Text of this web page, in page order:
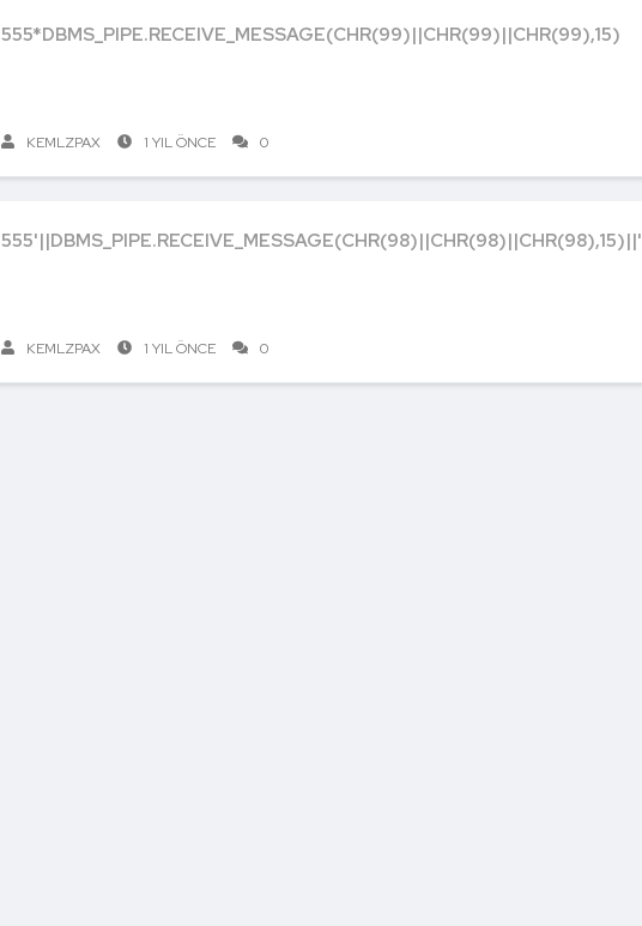
555*DBMS_PIPE.RECEIVE_MESSAGE(CHR(99)||CHR(99)||CHR(99),15)
KEMLZPAX 1 YIL ÖNCE 0
555'||DBMS_PIPE.RECEIVE_MESSAGE(CHR(98)||CHR(98)||CHR(98),15)||'
KEMLZPAX 1 YIL ÖNCE 0